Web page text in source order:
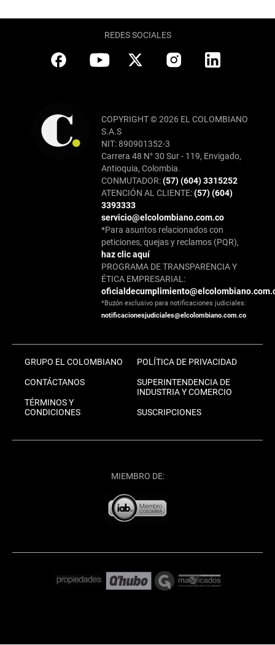
REDES SOCIALES
COPYRIGHT © 2026 EL COLOMBIANO
S.A.S
NIT: 890901352-3
Carrera 48 N° 30 Sur - 119, Envigado,
Antioquia, Colombia.
CONMUTADOR:(57) (604) 3315252
ATENCIÓN AL CLIENTE:(57) (604)
3393333
servicio@elcolombiano.com.co
*Para asuntos relacionados con
peticiones, quejas y reclamos (PQR),
haz clic aquí
PROGRAMA DE TRANSPARENCIA Y
ÉTICA EMPRESARIAL:
*Buzón exclusivo para notificaciones judiciales:
notificacionesjudiciales@elcolombiano.com.co
GRUPO EL COLOMBIANO
CONTÁCTANOS
TÉRMINOS Y
CONDICIONES
POLÍTICA DE PRIVACIDAD
SUPERINTENDENCIA DE
INDUSTRIA Y COMERCIO
SUSCRIPCIONES
MIEMBRO DE: